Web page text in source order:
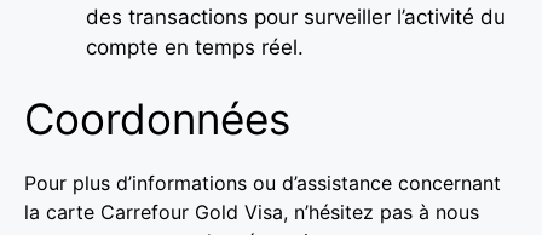
des transactions pour surveiller l’activité du
compte en temps réel.
Coordonnées
Pour plus d’informations ou d’assistance concernant
la carte Carrefour Gold Visa, n’hésitez pas à nous